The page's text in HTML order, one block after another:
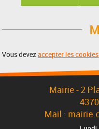
Vous devezaccepter les cookies
Mairie - 2
Mail :